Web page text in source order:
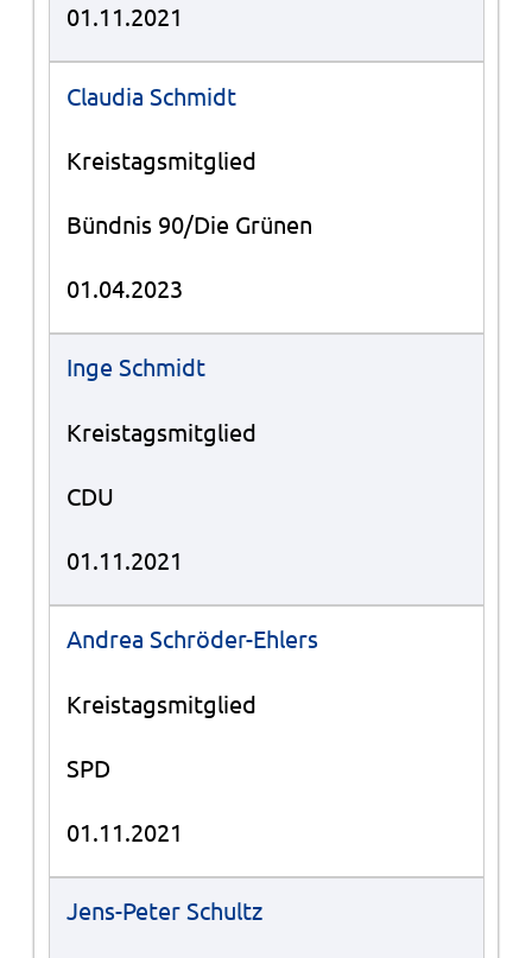
01.11.2021
Claudia Schmidt
Kreistagsmitglied
Bündnis 90/Die Grünen
01.04.2023
Inge Schmidt
Kreistagsmitglied
CDU
01.11.2021
Andrea Schröder-Ehlers
Kreistagsmitglied
SPD
01.11.2021
Jens-Peter Schultz